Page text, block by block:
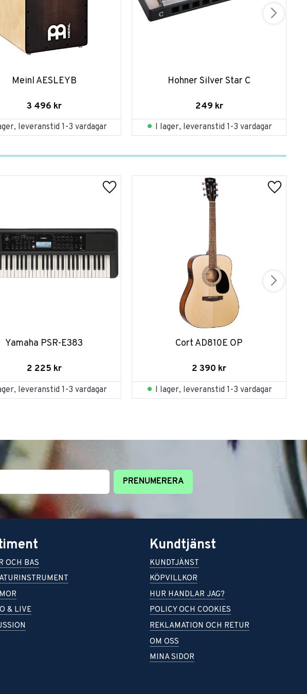
Meinl AESLEYB
3 496 kr
leveranstid 1-3 vardagar
Hohner Silver Star C
249 kr
I lager, leveranstid 1-3 vardagar
Yamaha PSR-E383
2 225 kr
leveranstid 1-3 vardagar
Cort AD810E OP
2 390 kr
I lager, leveranstid 1-3 vardagar
PRENUMERERA
OCH BAS
& LIVE
Kundtjänst
KUNDTJÄNST
KÖPVILLKOR
HUR HANDLAR JAG?
POLICY OCH COOKIES
REKLAMATION OCH RETUR
OM OSS
MINA SIDOR